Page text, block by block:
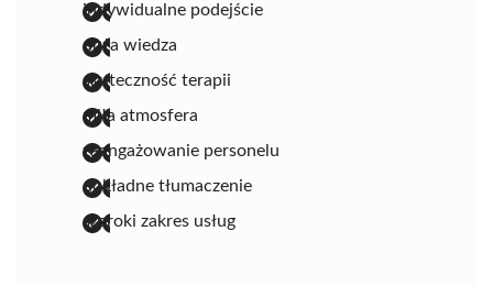
indywidualne podejście
duża wiedza
skuteczność terapii
miła atmosfera
zaangażowanie personelu
dokładne tłumaczenie
szeroki zakres usług